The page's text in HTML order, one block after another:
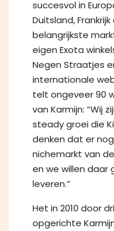
succesvol in
Duitsland,
belangrijkste
eigen Exota
Negen Straatjes
internationale
telt ongeveer 90
van Karmijn: “Wij
steady groei die
denken dat er
nichemarkt van
en we willen daar
leveren.”
Het in 2010 door
opgerichte